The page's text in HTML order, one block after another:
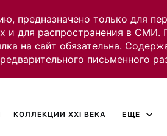
предназначено только для
и для распространения в СМИ.
на сайт обязательна.
письменного
КОЛЛЕКЦИИ XXI ВЕКА ЕЩЕ